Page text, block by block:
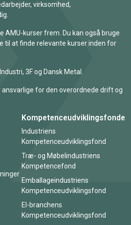
virksomhed,
AMU-kurser frem. Du kan også bruge
til at finde relevante kurser inden for
3F og Dansk Metal.
ansvarlige for den overordnede drift og
Kompetenceudviklingsfonde
Industriens
Kompetenceudviklingsfond
Træ- og Møbelindustriens
Kompetencefond
Emballageindustriens
Kompetenceudviklingsfond
El-branchens
Kompetenceudviklingsfond